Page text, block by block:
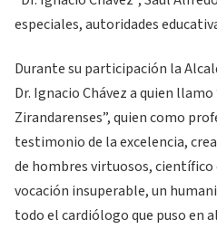
especiales, autoridades
Durante su participación la
Dr. Ignacio Chávez a quien
Zirandarenses”, quien como
testimonio de la excelencia,
de hombres virtuosos,
vocación insuperable, un
todo el cardiólogo que puso en